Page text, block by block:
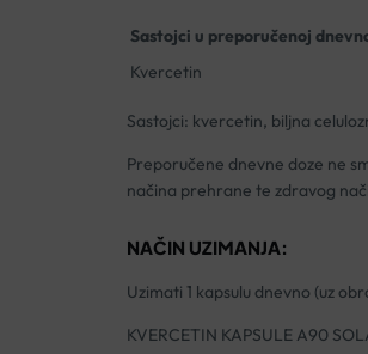
Sastojci u preporučenoj
Kvercetin
Sastojci: kvercetin, biljna
Preporučene dnevne doze ne
načina prehrane te zdravog
NAČIN UZIMANJA:
Uzimati 1 kapsulu dnevno (uz
KVERCETIN KAPSULE A90